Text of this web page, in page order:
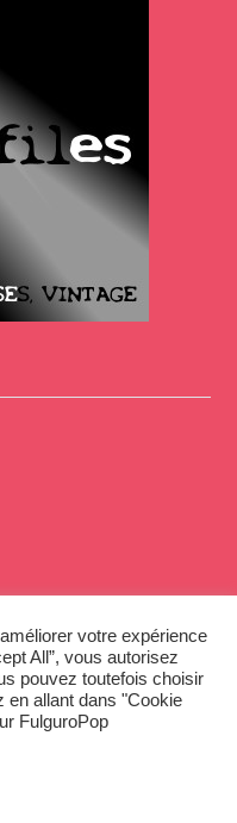
votre expérience
All”, vous autorisez
pouvez toutefois choisir
en allant dans "Cookie
FulguroPop